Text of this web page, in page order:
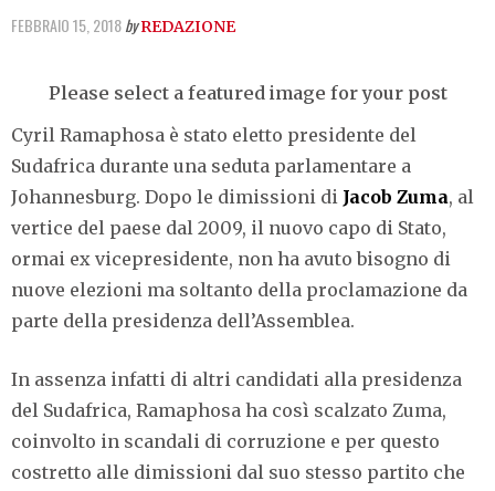
FEBBRAIO 15, 2018by REDAZIONE
Please select a featured image for your post
Cyril Ramaphosa è stato eletto presidente del
Sudafrica durante una seduta parlamentare a
Johannesburg. Dopo le dimissioni di Jacob Zuma, al
vertice del paese dal 2009, il nuovo capo di Stato,
ormai ex vicepresidente, non ha avuto bisogno di
nuove elezioni ma soltanto della proclamazione da
parte della presidenza dell’Assemblea.
In assenza infatti di altri candidati alla presidenza
del Sudafrica, Ramaphosa ha così scalzato Zuma,
coinvolto in scandali di corruzione e per questo
costretto alle dimissioni dal suo stesso partito che